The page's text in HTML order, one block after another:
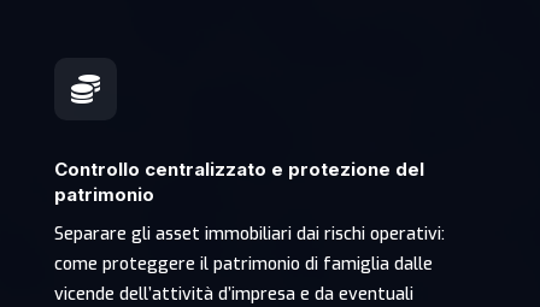

Controllo centralizzato e protezione del
patrimonio
Separare gli asset immobiliari dai rischi operativi:
come proteggere il patrimonio di famiglia dalle
vicende dell’attività d’impresa e da eventuali